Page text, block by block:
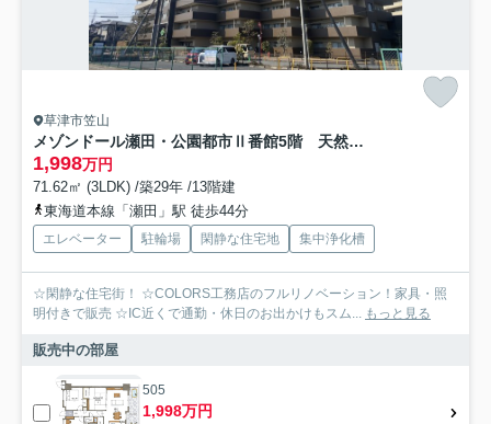
草津市笠山
メゾンドール瀬田・公園都市Ⅱ番館5階 天然木フルリノベーション
1,998万円
71.62㎡ (3LDK) /築29年 /13階建
東海道本線「瀬田」駅 徒歩44分
エレベーター 駐輪場 閑静な住宅地 集中浄化槽
☆閑静な住宅街！ ☆COLORS工務店のフルリノベーション！家具・照
明付きで販売 ☆IC近くで通勤・休日のお出かけもスム... もっと見る
販売中の部屋
505
1,998万円